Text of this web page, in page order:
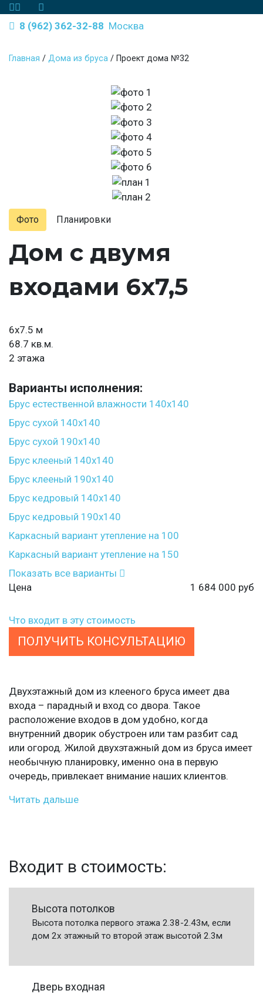
8 (962) 362-32-88 Москва
Главная / Дома из бруса / Проект дома №32
Фото Планировки
Дом с двумя
входами 6х7,5
6х7.5 м
68.7 кв.м.
2 этажа
Варианты исполнения:
Брус естественной влажности 140x140
Брус сухой 140x140
Брус сухой 190x140
Брус клееный 140x140
Брус клееный 190x140
Брус кедровый 140x140
Брус кедровый 190x140
Каркасный вариант утепление на 100
Каркасный вариант утепление на 150
Показать все варианты
Цена
1 684 000 руб
Что входит в эту стоимость
ПОЛУЧИТЬ КОНСУЛЬТАЦИЮ
Двухэтажный дом из клееного бруса имеет два
входа – парадный и вход со двора. Такое
расположение входов в дом удобно, когда
внутренний дворик обустроен или там разбит сад
или огород. Жилой двухэтажный дом из бруса имеет
необычную планировку, именно она в первую
очередь, привлекает внимание наших клиентов.
Читать дальше
Входит в стоимость:
Высота потолков
Высота потолка первого этажа 2.38-2.43м, если
дом 2х этажный то второй этаж высотой 2.3м
Дверь входная